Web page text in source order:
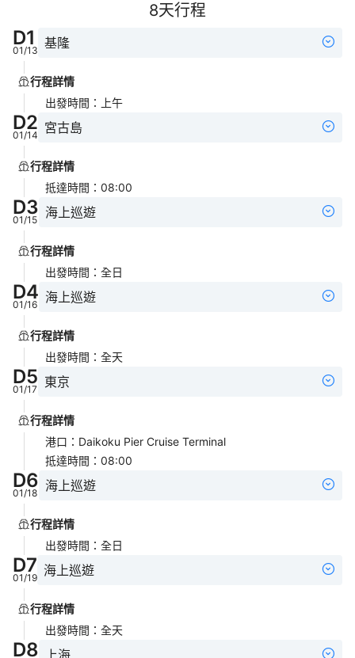
8天行程
D1
01/13 基隆
行程詳情
出發時間 ： 上午
D2
01/14 宮古島
行程詳情
抵達時間 ： 08:00
D3
01/15 海上巡遊
行程詳情
出發時間 ： 全日
D4
01/16 海上巡遊
行程詳情
出發時間 ： 全天
D5
01/17 東京
行程詳情
港口 ： Daikoku Pier Cruise Terminal
抵達時間 ： 08:00
D6
01/18 海上巡遊
行程詳情
出發時間 ： 全日
D7
01/19 海上巡遊
行程詳情
出發時間 ： 全天
D8 上海